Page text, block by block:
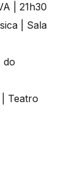
| 21h30
| Sala
do
| Teatro